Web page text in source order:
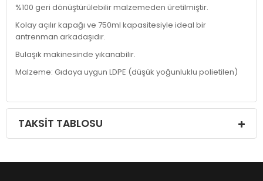
%100 geri dönüştürülebilir malzemeden üretilmiştir.
Kolay açılır kapağı ve 750ml kapasitesiyle ideal bir
antrenman arkadaşıdır.
Bulaşık makinesinde yıkanabilir.
Malzeme: Gıdaya uygun LDPE (düşük yoğunluklu polietilen)
TAKSIT TABLOSU